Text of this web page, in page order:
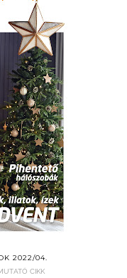
2022/04.
CIKK